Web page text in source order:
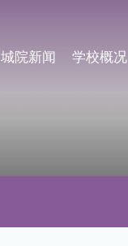
城院新闻 学校概况